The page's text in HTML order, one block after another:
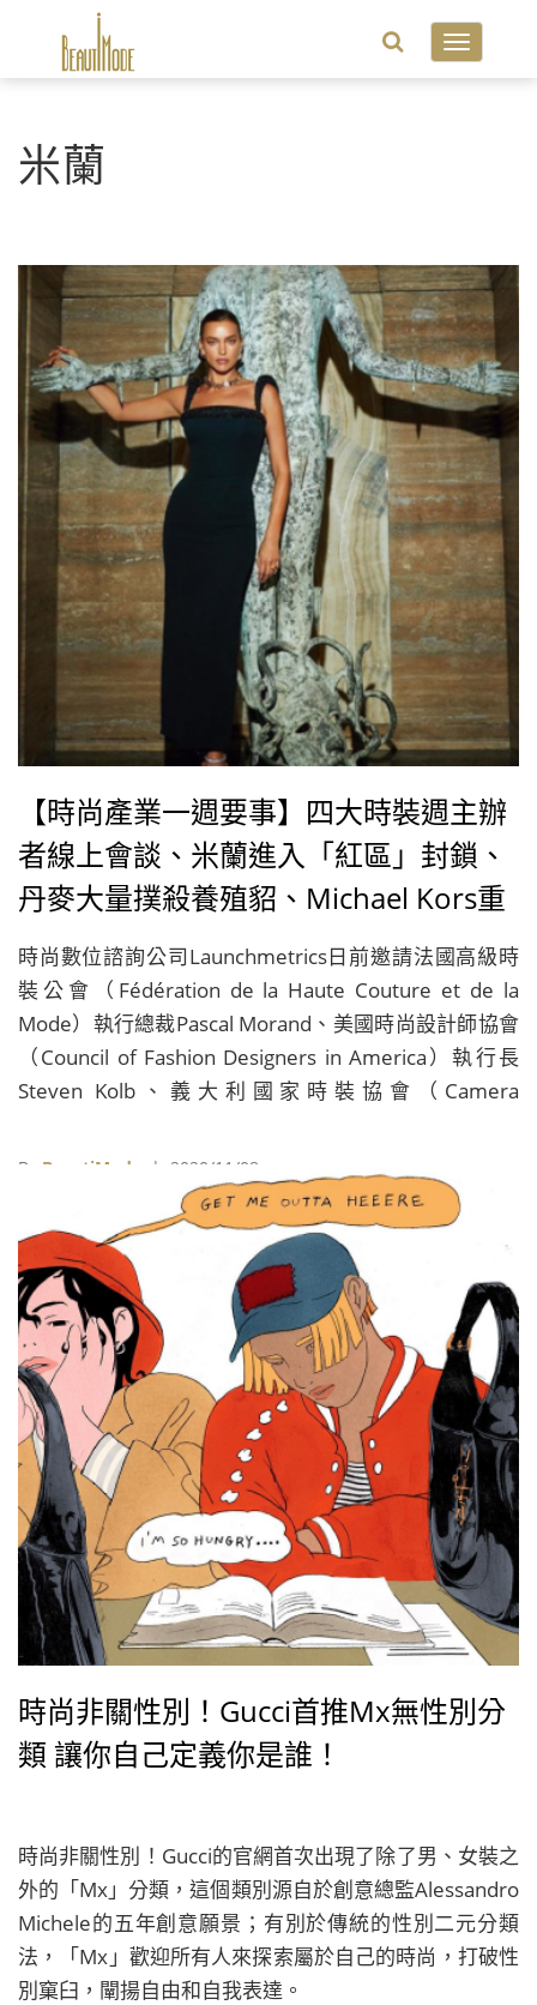
Toggle
米蘭
【時尚產業一週要事】四大時裝週主辦
者線上會談、米蘭進入「紅區」封鎖、
丹麥大量撲殺養殖貂、Michael Kors重
回獲利
時尚數位諮詢公司Launchmetrics日前邀請法國高級時
裝公會（Fédération de la Haute Couture et de la
Mode）執行總裁Pascal Morand、美國時尚設計師協會
（Council of Fashion Designers in America）執行長
Steven Kolb、義大利國家時裝協會（Camera
國時尚協會（British Fashion Council）執行長Caroline
Rush四大時裝週主辦單位負責人出席公司首次舉辦的數
位高峰會，討論時裝週數位化之後，未來品牌經營模式
的轉變。對於2020年後以來數位發表的進展，四人一致
同意受到疫情影響，時裝發表的數位化有長足的進步。
By BeautiMode | 2020/11/08
時尚非關性別！Gucci首推Mx無性別分
類 讓你自己定義你是誰！
時尚非關性別！Gucci的官網首次出現了除了男、女裝之
外的「Mx」分類，這個類別源自於創意總監Alessandro
Michele的五年創意願景；有別於傳統的性別二元分類
法，「Mx」歡迎所有人來探索屬於自己的時尚，打破性
別窠臼，闡揚自由和自我表達。